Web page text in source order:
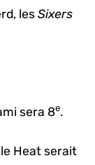
lesSixers
sera 8e.
Heat serait